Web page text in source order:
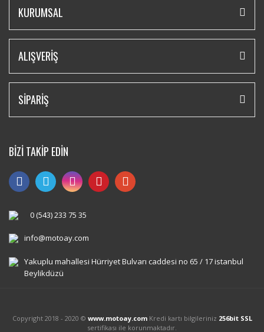
KURUMSAL
ALIŞVERİŞ
SİPARİŞ
BİZİ TAKİP EDİN
0 (543) 233 75 35
info@motoay.com
Yakuplu mahallesi Hürriyet Bulvarı caddesi no 65 / 17 istanbul
Beylikdüzü
Copyright 2018 - 2020 © www.motoay.comKredi kartı bilgileriniz 256bit SSL
sertifikası ile korunmaktadır.